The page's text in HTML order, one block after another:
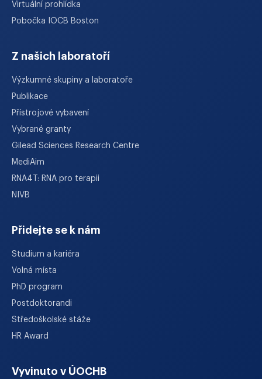
Virtuální prohlídka
Pobočka IOCB Boston
Z našich laboratoří
Výzkumné skupiny a laboratoře
Publikace
Přístrojové vybavení
Vybrané granty
Gilead Sciences Research Centre
MediAim
RNA4T: RNA pro terapii
NIVB
Přidejte se k nám
Studium a kariéra
Volná místa
PhD program
Postdoktorandi
Středoškolské stáže
HR Award
Vyvinuto v ÚOCHB